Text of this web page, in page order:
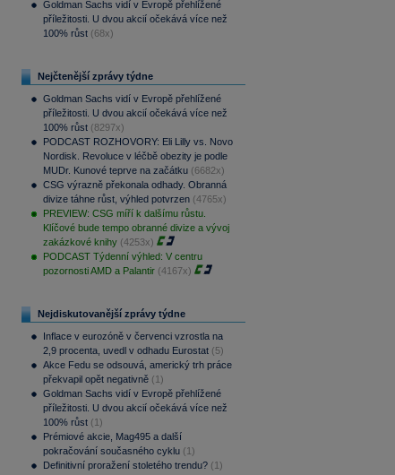
Goldman Sachs vidí v Evropě přehlížené
příležitosti. U dvou akcií očekává více než
100% růst (68x)
Nejčtenější zprávy týdne
Goldman Sachs vidí v Evropě přehlížené
příležitosti. U dvou akcií očekává více než
100% růst (8297x)
PODCAST ROZHOVORY: Eli Lilly vs. Novo
Nordisk. Revoluce v léčbě obezity je podle
MUDr. Kunové teprve na začátku (6682x)
CSG výrazně překonala odhady. Obranná
divize táhne růst, výhled potvrzen (4765x)
PREVIEW: CSG míří k dalšímu růstu.
Klíčové bude tempo obranné divize a vývoj
zakázkové knihy (4253x)
PODCAST Týdenní výhled: V centru
pozornosti AMD a Palantir (4167x)
Nejdiskutovanější zprávy týdne
Inflace v eurozóně v červenci vzrostla na
2,9 procenta, uvedl v odhadu Eurostat (5)
Akce Fedu se odsouvá, americký trh práce
překvapil opět negativně (1)
Goldman Sachs vidí v Evropě přehlížené
příležitosti. U dvou akcií očekává více než
100% růst (1)
Prémiové akcie, Mag495 a další
pokračování současného cyklu (1)
Definitivní proražení stoletého trendu? (1)